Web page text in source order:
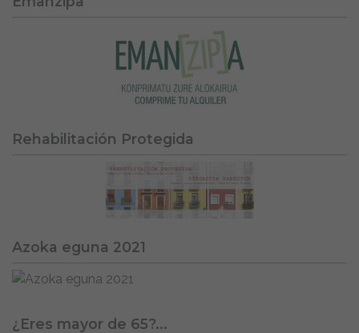
Rehabilitación Protegida
Azoka eguna 2021
¿Eres mayor de 65?...